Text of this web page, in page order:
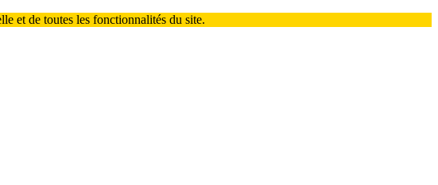
et de toutes les fonctionnalités du site.